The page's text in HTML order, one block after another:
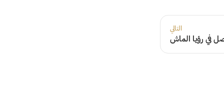
التالي
في رؤيا الماش